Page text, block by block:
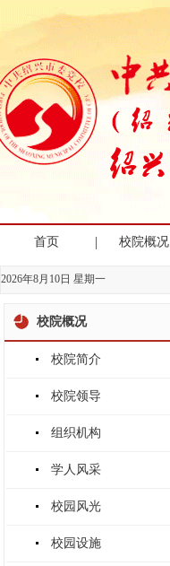
首页 | 校院概况
2026年8月10日 星期一
校院概况
校院简介
校院领导
组织机构
学人风采
校园风光
校园设施